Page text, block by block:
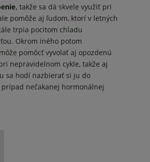
, takže sa dá skvele využiť pri
pomôže aj ľudom, ktorí v letných
trpia pocitom chladu
Okrom iného potom
pomôcť vyvolať aj opozdenú
nepravidelnom cykle, takže aj
sa hodí nazbierať si ju do
nečakanej hormonálnej